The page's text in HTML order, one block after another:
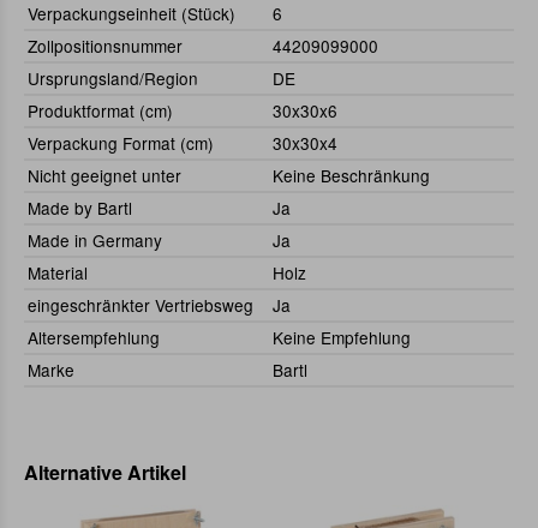
Verpackungseinheit (Stück)
6
Zollpositionsnummer
44209099000
Ursprungsland/Region
DE
Produktformat (cm)
30x30x6
Verpackung Format (cm)
30x30x4
Nicht geeignet unter
Keine Beschränkung
Made by Bartl
Ja
Made in Germany
Ja
Material
Holz
eingeschränkter Vertriebsweg
Ja
Altersempfehlung
Keine Empfehlung
Marke
Bartl
Alternative Artikel